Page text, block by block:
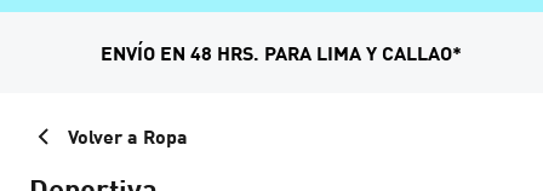
ENVÍO EN 48 HRS. PARA LIMA Y CALLAO*
Volver a Ropa